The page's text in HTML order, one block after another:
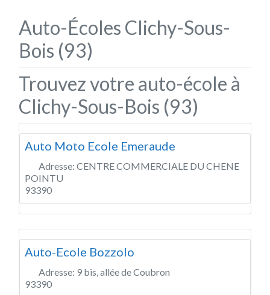
Auto-Écoles Clichy-Sous-
Bois (93)
Trouvez votre auto-école à
Clichy-Sous-Bois (93)
Auto Moto Ecole Emeraude
Adresse: CENTRE COMMERCIALE DU CHENE
POINTU
93390
Auto-Ecole Bozzolo
Adresse: 9 bis, allée de Coubron
93390